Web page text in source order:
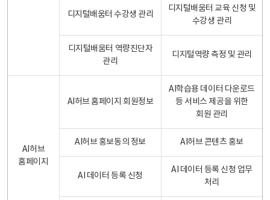
디지털배움터 수강생 관리
디지털배움터 교육 신청 및
수강생 관리
디지털배움터 역량진단자
관리
디지털역량 측정 및 관리
AI허브
홈페이지
AI허브 홈페이지 회원정보
AI학습용 데이터 다운로드
등 서비스 제공을 위한
회원 관리
AI허브 홍보동의 정보 AI허브 콘텐츠 홍보
AI 데이터 등록 신청
AI 데이터 등록 신청 업무
처리